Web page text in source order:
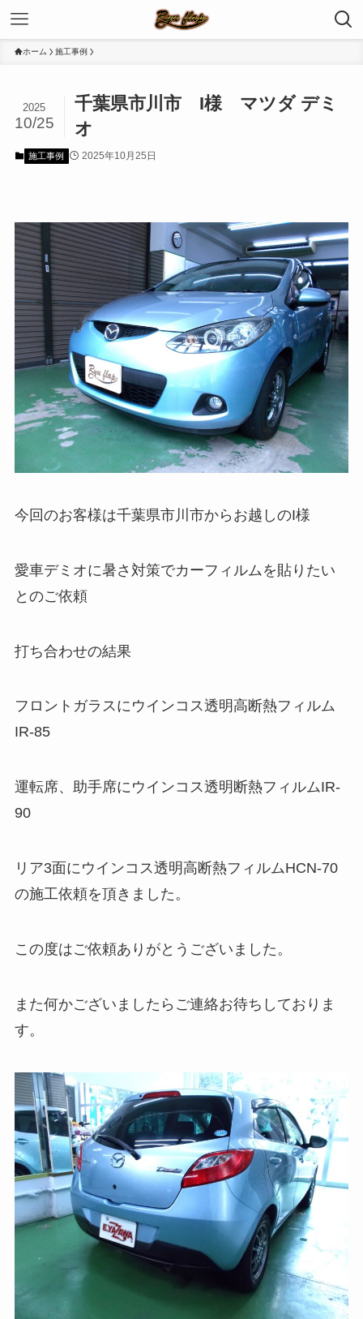
ホーム 施工事例
千葉県市川市 I様 マツダ デミ
オ
2025
10/25
施工事例 2025年10月25日
今回のお客様は千葉県市川市からお越しのI様
愛車デミオに暑さ対策でカーフィルムを貼りたい
とのご依頼
打ち合わせの結果
フロントガラスにウインコス透明高断熱フィルム
IR-85
運転席、助手席にウインコス透明断熱フィルムIR-
90
リア3面にウインコス透明高断熱フィルムHCN-70
の施工依頼を頂きました。
この度はご依頼ありがとうございました。
また何かございましたらご連絡お待ちしておりま
す。